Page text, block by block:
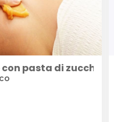
con pasta di